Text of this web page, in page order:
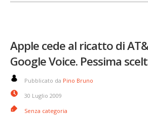
Apple cede al ricatto di
Google Voice. Pessima
Pubblicato da Pino Bruno
30 Luglio 2009
Senza categoria